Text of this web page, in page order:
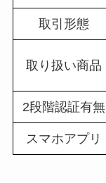
取引形態
取り扱い商品
2段階認証有無
スマホアプリ